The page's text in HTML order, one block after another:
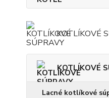
KOTLÍKOVÉ
KOTLÍKOVÉ
Lacné kotlíkové